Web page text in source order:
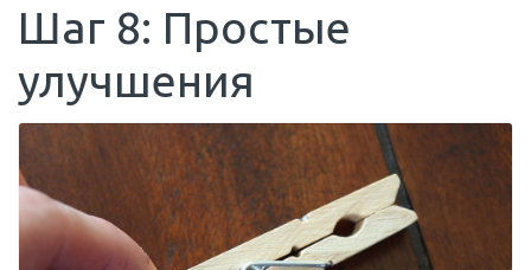
Шаг 8: Простые
улучшения